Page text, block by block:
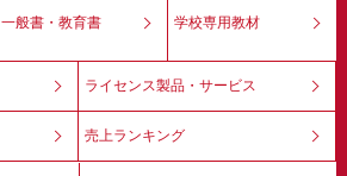
一般書・教育書 学校専用教材
ライセンス製品・サービス
売上ランキング